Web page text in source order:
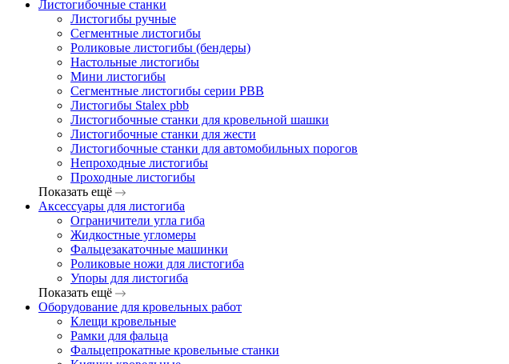
Листогибочные станки
Листогибы ручные
Сегментные листогибы
Роликовые листогибы (бендеры)
Настольные листогибы
Мини листогибы
Сегментные листогибы серии PBB
Листогибы Stalex pbb
Листогибочные станки для кровельной шашки
Листогибочные станки для жести
Листогибочные станки для автомобильных порогов
Непроходные листогибы
Проходные листогибы
Показать ещё
Аксессуары для листогиба
Ограничители угла гиба
Жидкостные угломеры
Фальцезакаточные машинки
Роликовые ножи для листогиба
Упоры для листогиба
Показать ещё
Оборудование для кровельных работ
Клещи кровельные
Рамки для фальца
Фальцепрокатные кровельные станки